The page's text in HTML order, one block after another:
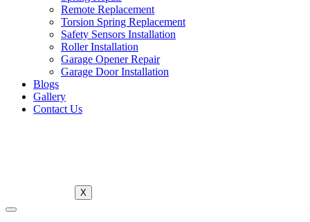
Remote Replacement
Torsion Spring Replacement
Safety Sensors Installation
Roller Installation
Garage Opener Repair
Garage Door Installation
Blogs
Gallery
Contact Us
X